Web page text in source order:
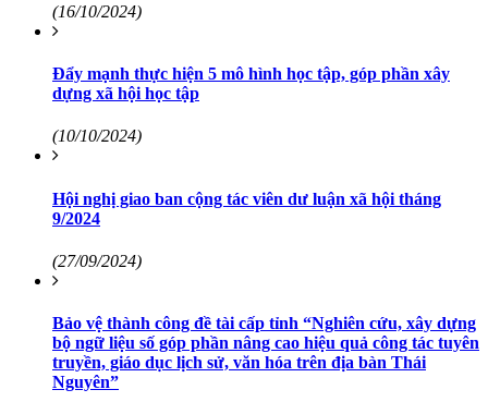
(16/10/2024)
Đẩy mạnh thực hiện 5 mô hình học tập, góp phần xây
dựng xã hội học tập
(10/10/2024)
Hội nghị giao ban cộng tác viên dư luận xã hội tháng
9/2024
(27/09/2024)
Bảo vệ thành công đề tài cấp tỉnh “Nghiên cứu, xây dựng
bộ ngữ liệu số góp phần nâng cao hiệu quả công tác tuyên
truyền, giáo dục lịch sử, văn hóa trên địa bàn Thái
Nguyên”